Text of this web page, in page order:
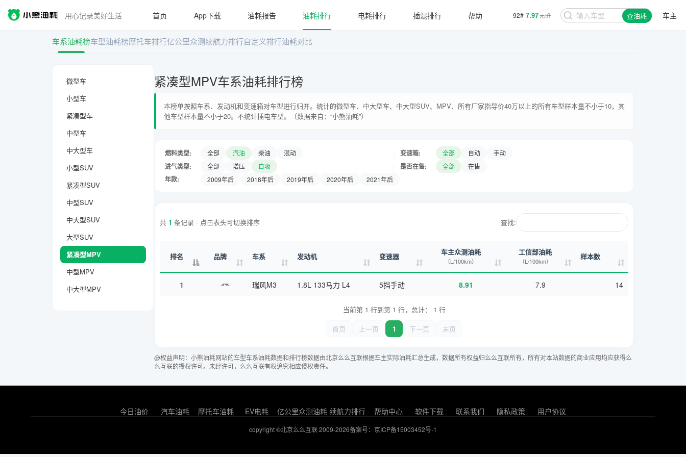
用心记录美好生活 92# 7.97元/升 查油耗 车主
首页 App下载 油耗报告 油耗排行 电耗排行 插混排行 帮助
车系油耗榜车型油耗榜摩托车排行亿公里众测续航力排行自定义排行油耗对比
微型车
小型车
紧凑型车
中型车
中大型车
小型SUV
紧凑型SUV
中型SUV
中大型SUV
大型SUV
紧凑型MPV
中型MPV
中大型MPV
紧凑型MPV车系油耗排行榜
本榜单按照车系、发动机和变速箱对车型进行归并。统计的微型车、中大型车、中大型SUV、MPV、所有厂家指导价40万以上的所有车型样本量不小于10，其
他车型样本量不小于20。不统计插电车型。（数据来自：“小熊油耗”）
燃料类型: 全部 汽油 柴油 混动 变速箱: 全部 自动 手动
进气类型: 全部 增压 自吸 是否在售: 全部 在售
年款: 2009年后 2018年后 2019年后 2020年后 2021年后
共 1 条记录 · 点击表头可切换排序 查找:
排名 品牌 车系 发动机 变速器 车主众测油耗
（L/100km）
工信部油耗
（L/100km） 样本数
1 瑞风M3 1.8L 133马力 L4 5挡手动 8.91 7.9 14
当前第 1 行到第 1 行，总计： 1 行
首页
上一页 1 下一页 末页
@权益声明：小熊油耗网站的车型车系油耗数据和排行榜数据由北京么么互联根据车主实际油耗汇总生成，数据所有权益归么么互联所有，所有对本站数据的商业应用均应获得么
么互联的授权许可。未经许可，么么互联有权追究相应侵权责任。
今日油价 汽车油耗 摩托车油耗 EV电耗 亿公里众测油耗 续航力排行 帮助中心 软件下载 联系我们 隐私政策 用户协议
copyright ©北京么么互联 2009-2026备案号：京ICP备15003452号-1